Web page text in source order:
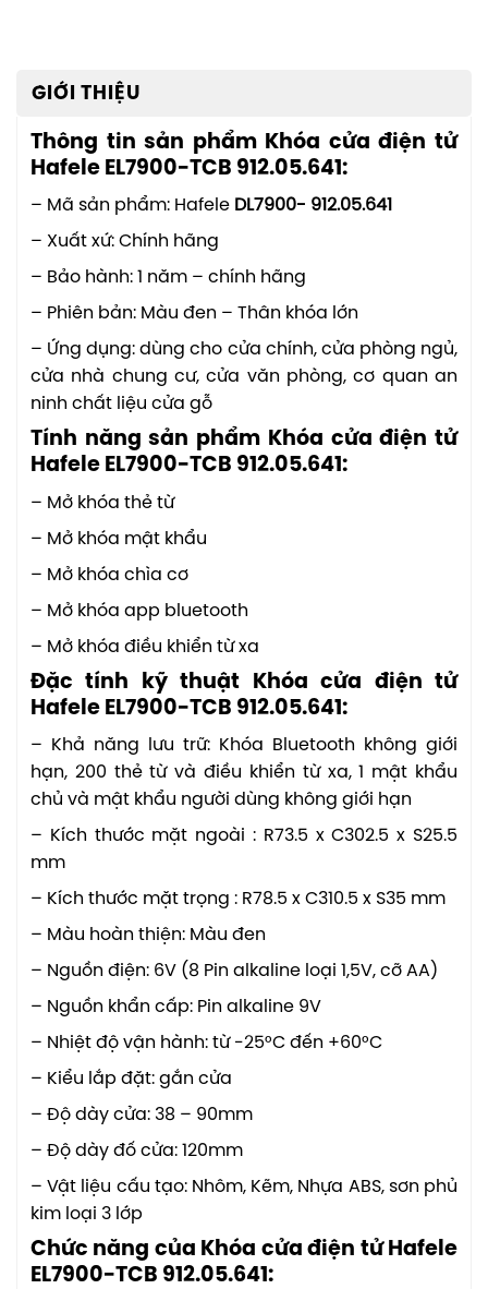
GIỚI THIỆU
Thông tin sản phẩm Khóa cửa điện tử
Hafele EL7900-TCB 912.05.641:
– Mã sản phẩm: Hafele DL7900- 912.05.641
– Xuất xứ: Chính hãng
– Bảo hành: 1 năm – chính hãng
– Phiên bản: Màu đen – Thân khóa lớn
– Ứng dụng: dùng cho cửa chính, cửa phòng ngủ,
cửa nhà chung cư, cửa văn phòng, cơ quan an
ninh chất liệu cửa gỗ
Tính năng sản phẩm Khóa cửa điện tử
Hafele EL7900-TCB 912.05.641:
– Mở khóa thẻ từ
– Mở khóa mật khẩu
– Mở khóa chìa cơ
– Mở khóa app bluetooth
– Mở khóa điều khiển từ xa
Đặc tính kỹ thuật Khóa cửa điện tử
Hafele EL7900-TCB 912.05.641:
– Khả năng lưu trữ: Khóa Bluetooth không giới
hạn, 200 thẻ từ và điều khiển từ xa, 1 mật khẩu
chủ và mật khẩu người dùng không giới hạn
– Kích thước mặt ngoài : R73.5 x C302.5 x S25.5
mm
– Kích thước mặt trọng : R78.5 x C310.5 x S35 mm
– Màu hoàn thiện: Màu đen
– Nguồn điện: 6V (8 Pin alkaline loại 1,5V, cỡ AA)
– Nguồn khẩn cấp: Pin alkaline 9V
– Nhiệt độ vận hành: từ -25°C đến +60°C
– Kiểu lắp đặt: gắn cửa
– Độ dày cửa: 38 – 90mm
– Độ dày đố cửa: 120mm
– Vật liệu cấu tạo: Nhôm, Kẽm, Nhựa ABS, sơn phủ
kim loại 3 lớp
Chức năng của Khóa cửa điện tử Hafele
EL7900-TCB 912.05.641: